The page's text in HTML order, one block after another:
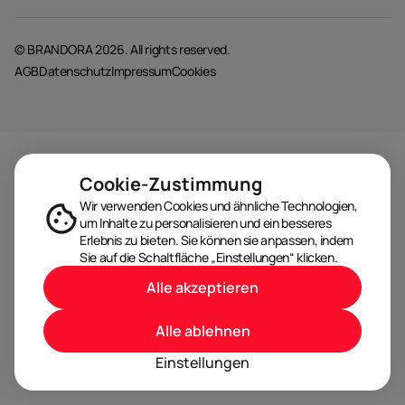
© BRANDORA 2026. All rights reserved.
AGBDatenschutzImpressumCookies
Cookie-Zustimmung
Wir verwenden Cookies und ähnliche Technologien,
um Inhalte zu personalisieren und ein besseres
Erlebnis zu bieten. Sie können sie anpassen, indem
Sie auf die Schaltfläche „Einstellungen“ klicken.
Einstellungen
Alle ablehnen
Alle akzeptieren